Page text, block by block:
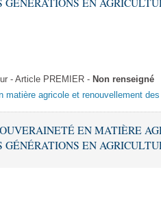
EN
- Article PREMIER - Non renseigné
matière agricole et renouvellement
EN MATIÈRE
EN